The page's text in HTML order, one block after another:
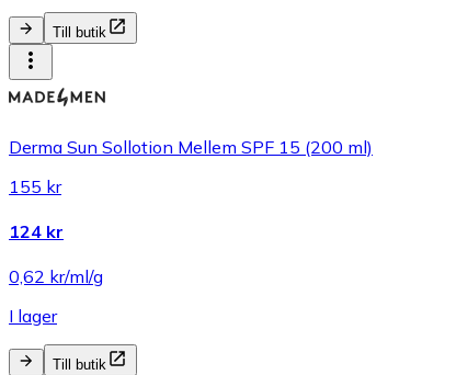
Till butik
Derma Sun Sollotion Mellem SPF 15 (200 ml)
155 kr
124 kr
0,62 kr/ml/g
I lager
Till butik